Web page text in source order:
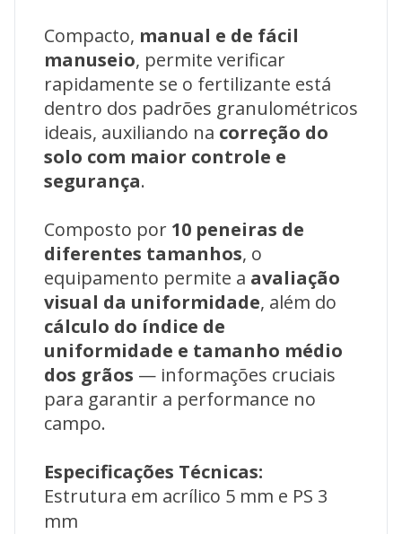
Compacto, manual e de fácil
manuseio, permite verificar
rapidamente se o fertilizante está
dentro dos padrões granulométricos
ideais, auxiliando na correção do
solo com maior controle e
segurança.
Composto por 10 peneiras de
diferentes tamanhos, o
equipamento permite a avaliação
visual da uniformidade, além do
cálculo do índice de
uniformidade e tamanho médio
dos grãos — informações cruciais
para garantir a performance no
campo.
Especificações Técnicas:
Estrutura em acrílico 5 mm e PS 3
mm